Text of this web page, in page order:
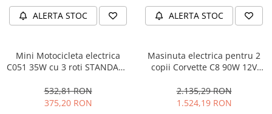
ALERTA STOC ALERTA STOC
Mini Motocicleta electrica
C051 35W cu 3 roti STANDARD
532,81 RON
375,20 RON
Masinuta electrica pentru 2
copii Corvette C8 90W 12V
2.135,29 RON
1.524,19 RON